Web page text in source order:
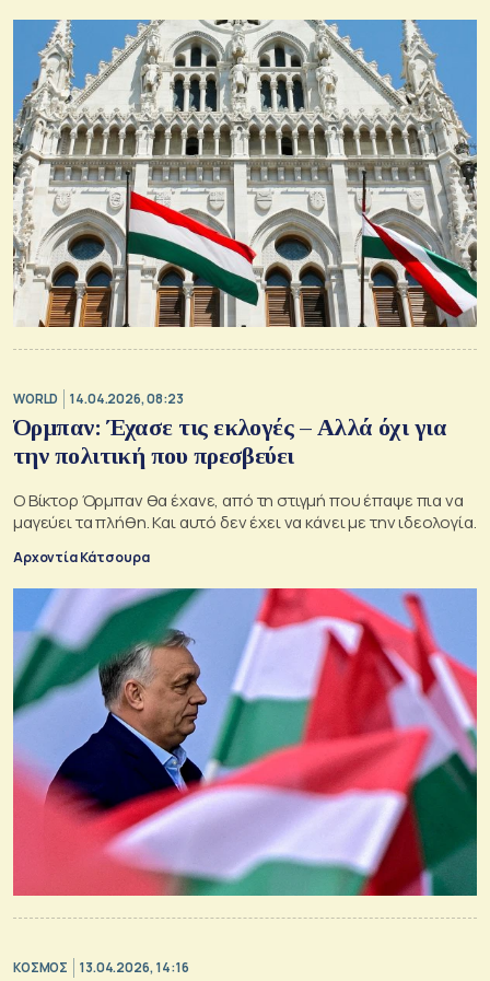
WORLD 14.04.2026, 08:23
Όρμπαν: Έχασε τις εκλογές – Αλλά όχι για
την πολιτική που πρεσβεύει
Ο Βίκτορ Όρμπαν θα έχανε, από τη στιγμή που έπαψε πια να
μαγεύει τα πλήθη. Και αυτό δεν έχει να κάνει με την ιδεολογία.
Αρχοντία Κάτσουρα
ΚΟΣΜΟΣ 13.04.2026, 14:16